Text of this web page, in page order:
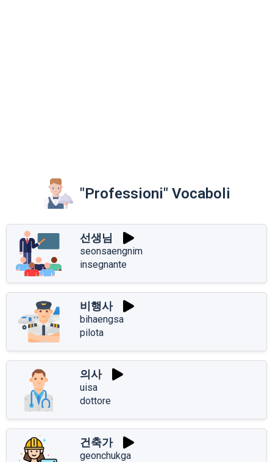
"Professioni" Vocaboli
선생님
seonsaengnim
insegnante
비행사
bihaengsa
pilota
의사
uisa
dottore
건축가
geonchukga